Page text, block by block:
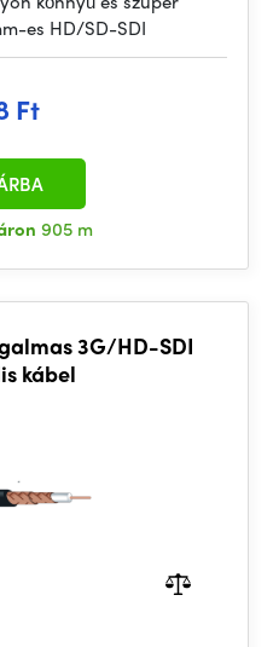
es HD/SD-SDI
Ft
905 m
3G/HD-SDI
kábel